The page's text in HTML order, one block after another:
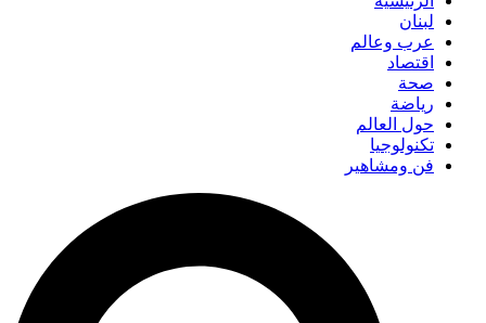
لبنان
عرب وعالم
اقتصاد
صحة
رياضة
حول العالم
تكنولوجيا
فن ومشاهير